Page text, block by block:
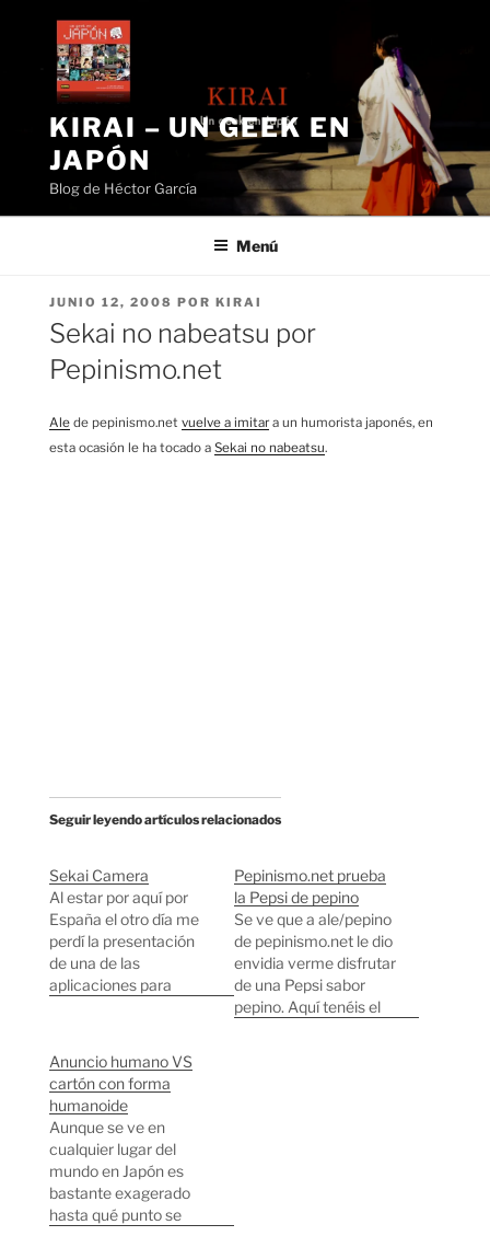
contenido
KIRAI – UN GEEK EN
JAPÓN
Blog de Héctor García
Menú
PUBLICADO
EL
JUNIO 12, 2008 POR KIRAI
Sekai no nabeatsu por
Pepinismo.net
Ale de pepinismo.net vuelve a imitara un humorista japonés, en
esta ocasión le ha tocado a Sekai no nabeatsu.
Seguir leyendo artículos relacionados
Sekai Camera
Al estar por aquí por
España el otro día me
perdí la presentación
de una de las
aplicaciones para
Se trata de Sekai
Camera, una
aplicación desarrollada
en Tokyo de realidad
aumentada, que
permite a los usuarios
leer y añadir
información extra en…
Pepinismo.net prueba
la Pepsi de pepino
Se ve que a ale/pepino
de pepinismo.net le dio
envidia verme disfrutar
de una Pepsi sabor
pepino. Aquí tenéis el
Anuncio humano VS
cartón con forma
humanoide
Aunque se ve en
cualquier lugar del
mundo en Japón es
bastante exagerado
hasta qué punto se